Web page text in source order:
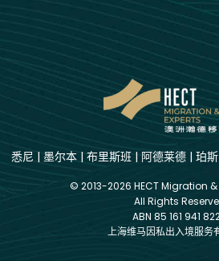
悉尼 | 墨尔本 | 布里斯班 | 阿德莱德 | 珀斯
© 2013-2026 HECT Migration
All Rights
ABN 85 161 941
上海维马因私出入境服务